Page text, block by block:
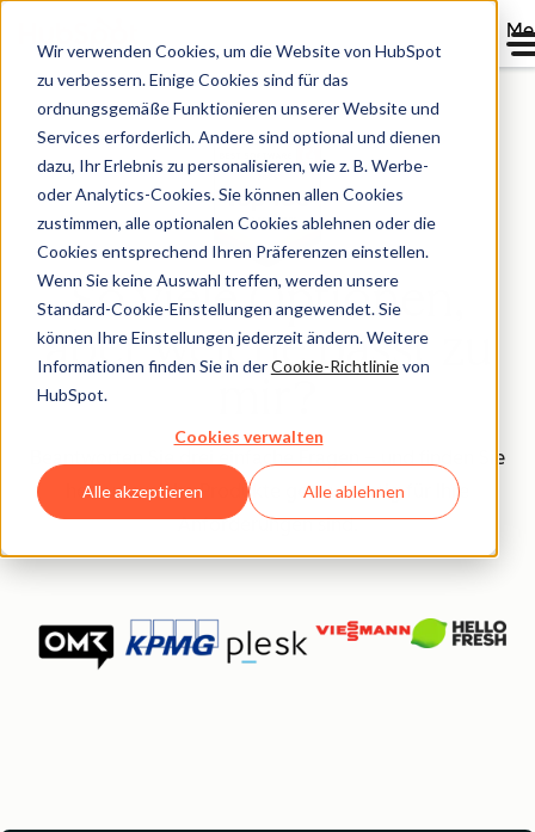
Wir verwenden Cookies, um die Website von HubSpot
zu verbessern. Einige Cookies sind für das
ordnungsgemäße Funktionieren unserer Website und
Services erforderlich. Andere sind optional und dienen
dazu, Ihr Erlebnis zu personalisieren, wie z. B. Werbe-
oder Analytics-Cookies. Sie können allen Cookies
zustimmen, alle optionalen Cookies ablehnen oder die
Cookies entsprechend Ihren Präferenzen einstellen.
Wenn Sie keine Auswahl treffen, werden unsere
Standard-Cookie-Einstellungen angewendet. Sie
können Ihre Einstellungen jederzeit ändern. Weitere
Informationen finden Sie in derCookie-Richtlinievon
HubSpot.
Cookies verwalten
Alle akzeptieren Alle ablehnen
So viele Optionen,
aber welche passt zu
Beantworten Sie drei einfache Fragen – und finden Sie
heraus, welche Produkte genau richtig für Ihre
Anforderungen sind.